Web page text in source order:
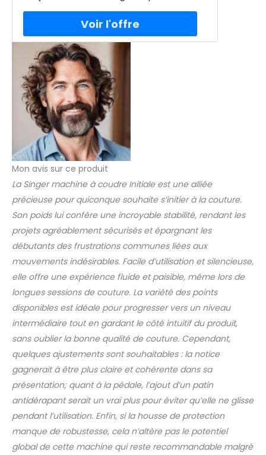
canette m�tallique
�clairage du plan de travail. Sa
robustesse est assur�e par un porte-
canette m�tallique. Inclus : un mini-kit
d'accessoires pour une utilisation
imm�diate.
Mon avis sur ce produit
La Singer machine à coudre Initiale est une alliée
précieuse pour quiconque souhaite s’initier à la couture.
Son poids lui confère une incroyable stabilité, rendant les
projets agréablement sécurisés et épargnant les
débutants des frustrations communes liées aux
mouvements indésirables. Facile d’utilisation et silencieuse,
elle offre une expérience fluide et paisible, même lors de
longues sessions de couture. La variété des points
disponibles est idéale pour progresser vers un niveau
intermédiaire tout en gardant le côté intuitif du produit,
sans oublier la bonne qualité de couture. Cependant,
quelques ajustements sont souhaitables : la notice
gagnerait à être plus claire et cohérente dans sa
présentation; quant à la pédale, l’ajout d’un patin
antidérapant serait un vrai plus pour éviter qu’elle ne glisse
pendant l’utilisation. Enfin, si la housse de protection
manque de robustesse, cela n’altère pas le potentiel
global de cette machine qui reste recommandable malgré